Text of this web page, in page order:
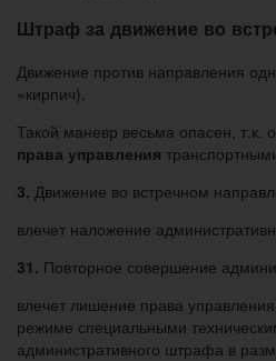
Штраф за движение во
Движение против направления
«кирпич).
Такой маневр весьма опасен, т.к.
права управления
3. Движение во встречном
влечет наложение
31. Повторное совершение
влечет лишение права
режиме специальными
административного штрафа в